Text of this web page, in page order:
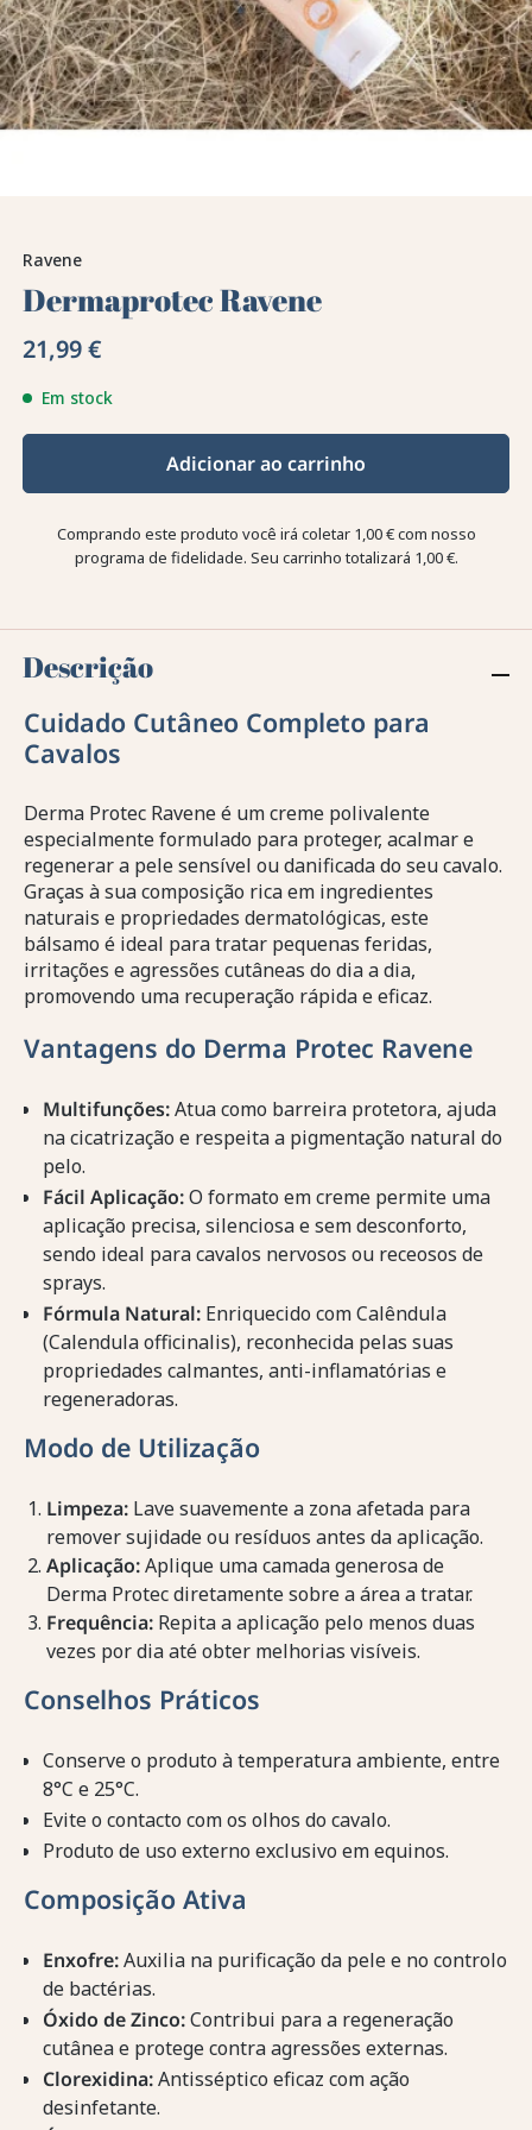
Ravene
Dermaprotec Ravene
21,99 €
Em stock
Adicionar ao carrinho
Comprando este produto você irá coletar 1,00 €com nosso
programa de fidelidade. Seu carrinho totalizará 1,00 €.
Descrição
Cuidado Cutâneo Completo para
Cavalos
Derma Protec Ravene é um creme polivalente
especialmente formulado para proteger, acalmar e
regenerar a pele sensível ou danificada do seu cavalo.
Graças à sua composição rica em ingredientes
naturais e propriedades dermatológicas, este
bálsamo é ideal para tratar pequenas feridas,
irritações e agressões cutâneas do dia a dia,
promovendo uma recuperação rápida e eficaz.
Vantagens do Derma Protec Ravene
Multifunções:Atua como barreira protetora, ajuda
na cicatrização e respeita a pigmentação natural do
pelo.
Fácil Aplicação:O formato em creme permite uma
aplicação precisa, silenciosa e sem desconforto,
sendo ideal para cavalos nervosos ou receosos de
sprays.
Fórmula Natural: Enriquecido com Calêndula
(Calendula officinalis), reconhecida pelas suas
propriedades calmantes, anti-inflamatórias e
regeneradoras.
Modo de Utilização
Limpeza: Lave suavemente a zona afetada para
remover sujidade ou resíduos antes da aplicação.
Aplicação:Aplique uma camada generosa de
Derma Protec diretamente sobre a área a tratar.
Frequência: Repita a aplicação pelo menos duas
vezes por dia até obter melhorias visíveis.
Conselhos Práticos
Conserve o produto à temperatura ambiente, entre
8°C e 25°C.
Evite o contacto com os olhos do cavalo.
Produto de uso externo exclusivo em equinos.
Composição Ativa
Enxofre:Auxilia na purificação da pele e no controlo
de bactérias.
Óxido de Zinco:Contribui para a regeneração
cutânea e protege contra agressões externas.
Clorexidina:Antisséptico eficaz com ação
desinfetante.